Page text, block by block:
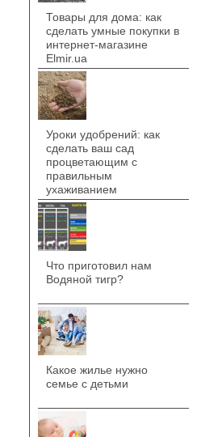
Товары для дома: как
сделать умные покупки в
интернет-магазине
Elmir.ua
Уроки удобрений: как
сделать ваш сад
процветающим с
правильным
ухаживанием
Что приготовил нам
Водяной тигр?
Какое жилье нужно
семье с детьми